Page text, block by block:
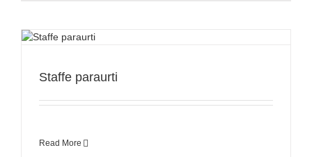
Staffe paraurti
Read More